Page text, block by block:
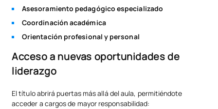
Asesoramiento pedagógico especializado
Coordinación académica
Orientación profesional y personal
Acceso a nuevas oportunidades de
liderazgo
El título abrirá puertas más allá del aula, permitiéndote
acceder a cargos de mayor responsabilidad: